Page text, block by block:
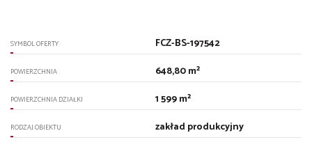
SYMBOL OFERTY FCZ-BS-197542
POWIERZCHNIA 648,80 m²
POWIERZCHNIA DZIAŁKI 1 599 m²
RODZAJ OBIEKTU
zakład produkcyjny